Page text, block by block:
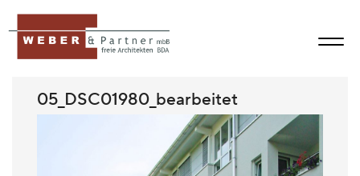
05_DSC01980_bearbeitet